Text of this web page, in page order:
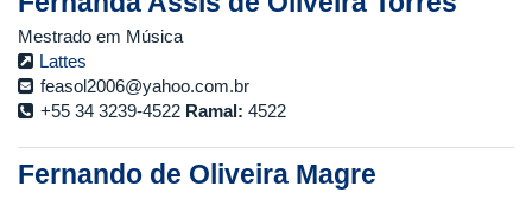
Mestrado em Música
Lattes
feasol2006@yahoo.com.br
+55 34 3239-4522 Ramal: 4522
Fernando de Oliveira Magre